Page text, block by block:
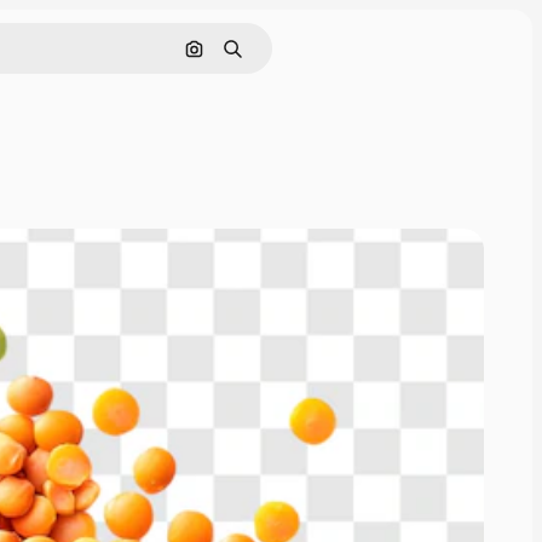
Cerca per immagine
Ricerca